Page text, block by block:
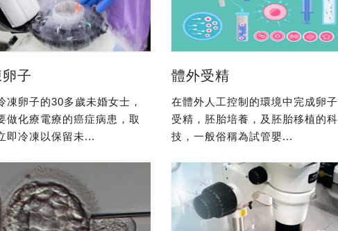
子
凍卵子的30多歲未婚女士，
做化療電療的癌症病患，取
即冷凍以保留未...
體外受精
在體外人工控制的環境中完成卵子
受精，胚胎培養，及胚胎移植的科
技，一般俗稱為試管嬰...